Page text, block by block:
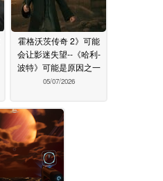
霍格沃茨传奇 2》可能
会让影迷失望--《哈利-
波特》可能是原因之一
05/07/2026